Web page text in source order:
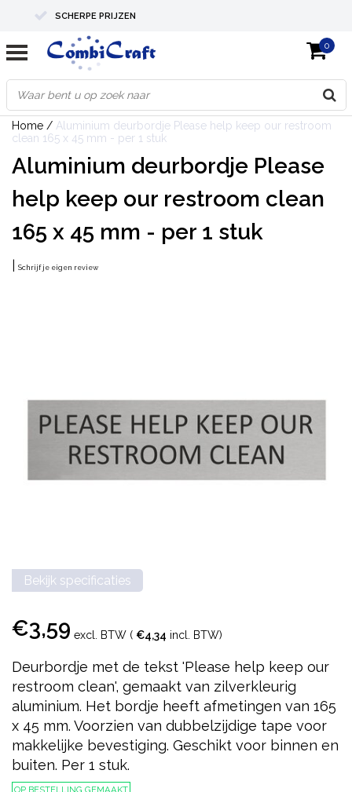
SCHERPE PRIJZEN
PROFESSIONELE KWALITEIT
EXPERTS IN MAATWERK
0
Home / Aluminium deurbordje Please help keep our restroom
clean 165 x 45 mm - per 1 stuk
Aluminium deurbordje Please
help keep our restroom clean
165 x 45 mm - per 1 stuk
Schrijf je eigen review
Bekijk specificaties
€3,59 excl. BTW ( €4,34 incl. BTW)
Deurbordje met de tekst 'Please help keep our
restroom clean', gemaakt van zilverkleurig
aluminium. Het bordje heeft afmetingen van 165
x 45 mm. Voorzien van dubbelzijdige tape voor
makkelijke bevestiging. Geschikt voor binnen en
buiten. Per 1 stuk.
OP BESTELLING GEMAAKT